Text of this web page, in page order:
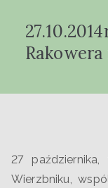
27
Wierzbniku,